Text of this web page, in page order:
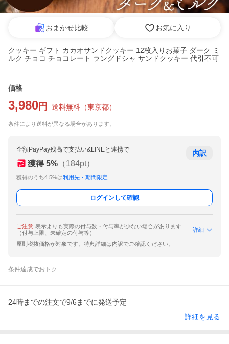
おまかせ比較 お気に入り
クッキー ギフト カカオサンドクッキー 12枚入りお菓子 ダーク ミ
ルク チョコ チョコレート ラングドシャ サンドクッキー 代引不可
価格
3,980 円 送料無料 （東京都）
条件により送料が異なる場合があります。
全額PayPay残高で支払い&LINEと連携で
獲得 5% （184pt）
獲得のうち4.5%は利用先・期間限定
内訳
ログインして確認
ご注意 表示よりも実際の付与数・付与率が少ない場合があります
（付与上限、未確定の付与等）
詳細
原則税抜価格が対象です。特典詳細は内訳でご確認ください。
条件達成でおトク
24時までの注文で9/6までに発送予定
詳細を見る